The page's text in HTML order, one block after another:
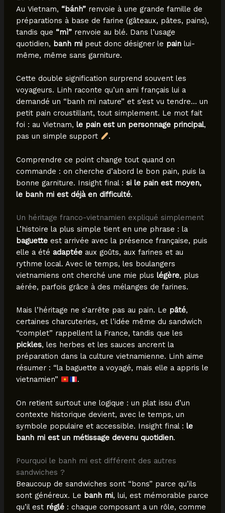
Au Vietnam, “bánh”renvoie à une grande famille de
préparations à base de farine (gâteaux, pâtes, pains),
tandis que “mì”renvoie au blé. Dans l’usage
quotidien, banh mipeut donc désigner le painlui-
même, même sans garniture.
Cette double signification surprend souvent les
voyageurs. Linh raconte qu’un ami français lui a
demandé un “banh mi nature” et s’est vu tendre… un
petit pain croustillant, tout simplement. Le mot fait
foi : au Vietnam, le pain est un personnage principal,
pas un simple support
.
Comprendre ce point change tout quand on
commande : on cherche d’abord le bon pain, puis la
bonne garniture. Insight final : si le pain est moyen,
le banh mi est déjà en difficulté.
Un héritage franco-vietnamien expliqué simplement
L’histoire la plus simple tient en une phrase : la
baguetteest arrivée avec la présence française, puis
elle a été adaptéeaux goûts, aux farines et au
rythme local. Avec le temps, les boulangers
vietnamiens ont cherché une mie plus légère, plus
aérée, parfois grâce à des mélanges de farines.
Mais l’héritage ne s’arrête pas au pain. Le pâté,
certaines charcuteries, et l’idée même du sandwich
“complet” rappellent la France, tandis que les
pickles, les herbes et les sauces ancrent la
préparation dans la culture vietnamienne. Linh aime
résumer : “la baguette a voyagé, mais elle a appris le
vietnamien”
.
On retient surtout une logique : un plat issu d’un
contexte historique devient, avec le temps, un
symbole populaire et accessible. Insight final : le
banh mi est un métissage devenu quotidien.
Pourquoi le banh mi est différent des autres
sandwiches ?
Beaucoup de sandwiches sont “bons” parce qu’ils
sont généreux. Le banh mi, lui, est mémorable parce
qu’il est réglé: chaque composant a un rôle, comme